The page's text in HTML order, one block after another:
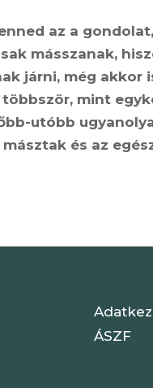
az a
másszanak,
járni, még akkor
mint
utóbb
és az
ÁSZF